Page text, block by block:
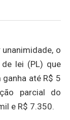
o
lei (PL) que
até R$ 5
parcial do
e R$ 7.350.